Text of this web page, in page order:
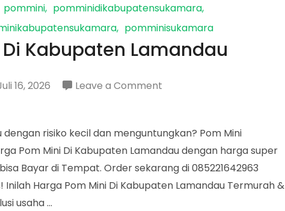
pommini
pomminidikabupatensukamara
pomminisukamara
Kabupaten Lamandau
16, 2026 Leave a Commenton
Mini
Di
Kabupaten
Lamandau
dengan risiko kecil dan menguntungkan? Pom Mini
Pom Mini Di Kabupaten Lamandau dengan harga super
Bayar di Tempat. Order sekarang di 085221642963
Harga Pom Mini Di Kabupaten Lamandau Termurah &
usaha …